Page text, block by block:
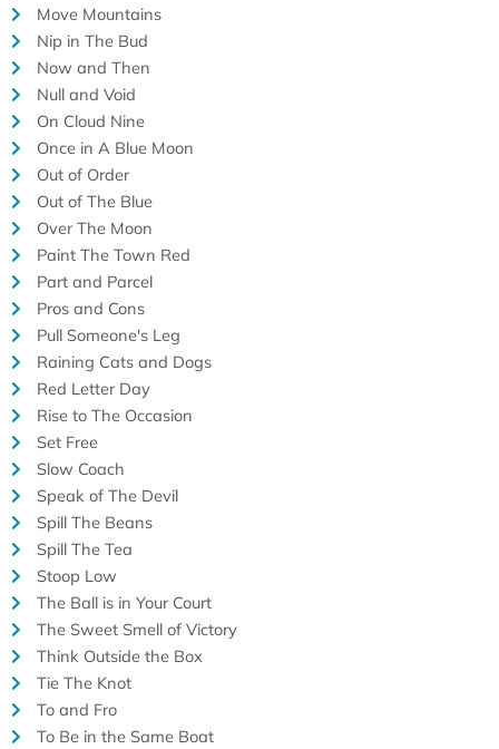
Move Mountains
Nip in The Bud
Now and Then
Null and Void
On Cloud Nine
Once in A Blue Moon
Out of Order
Out of The Blue
Over The Moon
Paint The Town Red
Part and Parcel
Pros and Cons
Pull Someone's Leg
Raining Cats and Dogs
Red Letter Day
Rise to The Occasion
Set Free
Slow Coach
Speak of The Devil
Spill The Beans
Spill The Tea
Stoop Low
The Ball is in Your Court
The Sweet Smell of Victory
Think Outside the Box
Tie The Knot
To and Fro
To Be in the Same Boat